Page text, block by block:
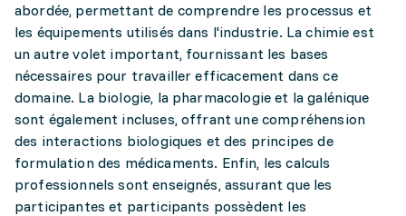
abordée, permettant de comprendre les processus et
les équipements utilisés dans l'industrie. La chimie est
un autre volet important, fournissant les bases
nécessaires pour travailler efficacement dans ce
domaine. La biologie, la pharmacologie et la galénique
sont également incluses, offrant une compréhension
des interactions biologiques et des principes de
formulation des médicaments. Enfin, les calculs
professionnels sont enseignés, assurant que les
participantes et participants possèdent les